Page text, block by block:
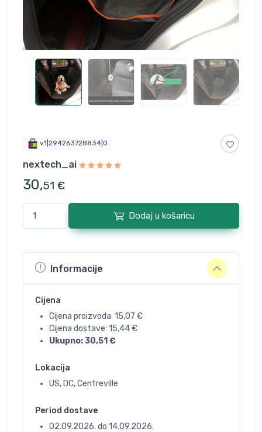
v1|294263728834|0
nextech_ai
30,51 €
Dodaj u košaricu
Informacije
Cijena
Cijena proizvoda: 15,07 €
Cijena dostave: 15,44€
Ukupno:30,51 €
Lokacija
US, DC, Centreville
Period dostave
02.09.2026. do 14.09.2026.